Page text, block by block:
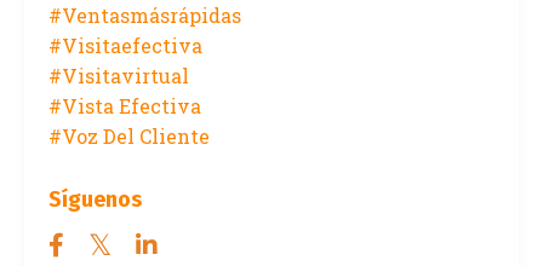
#ventasmásrápidas
#visitaefectiva
#visitavirtual
#vista Efectiva
#voz Del Cliente
Síguenos